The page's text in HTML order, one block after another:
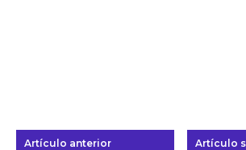
Artículo anterior Artículo